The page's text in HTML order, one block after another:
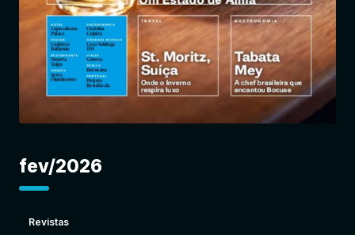
fev/2026
Revistas